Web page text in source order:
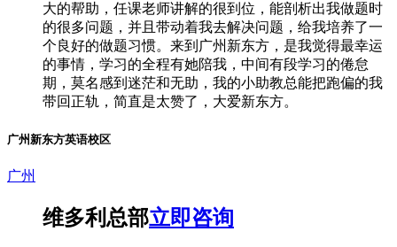
大的帮助，任课老师讲解的很到位，能剖析出我做题时
的很多问题，并且带动着我去解决问题，给我培养了一
个良好的做题习惯。来到广州新东方，是我觉得最幸运
的事情，学习的全程有她陪我，中间有段学习的倦怠
期，莫名感到迷茫和无助，我的小助教总能把跑偏的我
带回正轨，简直是太赞了，大爱新东方。
广州新东方英语校区
广州
维多利总部立即咨询